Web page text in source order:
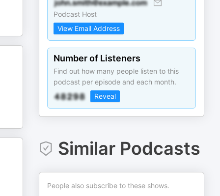
Podcast Host
View Email Address
Number of Listeners
Find out how many people listen to this
podcast per episode and each month.
Reveal
Similar Podcasts
People also subscribe to these shows.